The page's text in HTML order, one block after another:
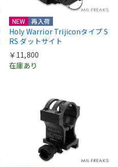
NEW 再入荷
Holy Warrior Trijiconタイプ S
RS ダットサイト
￥11,800
在庫あり